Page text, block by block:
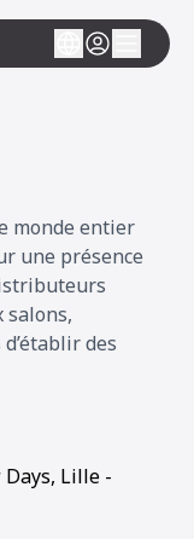
monde entier
une présence
salons,
des
Days, Lille -